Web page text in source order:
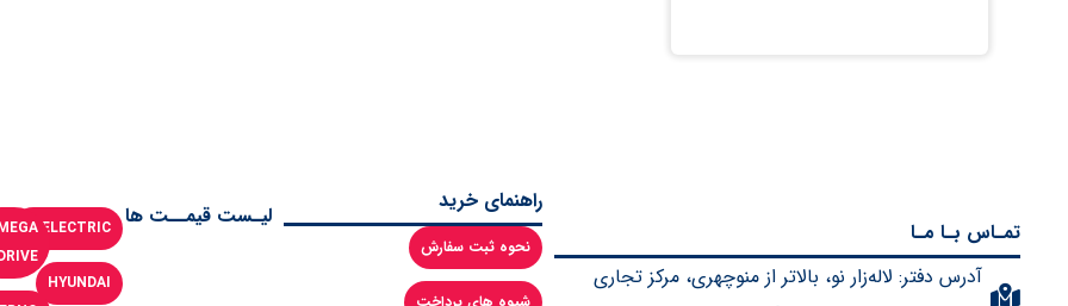
تمـاس بـا مـا
آدرس دفتر: لاله‌زار نو، بالاتر از منوچهری، مرکز تجاری
راهنمای خرید
نحوه ثبت سفارش
لیـست قیمــت ها LSELECTRIC
HYUNDAI